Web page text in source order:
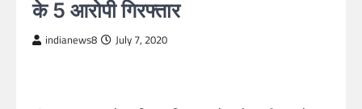
के 5 आरोपी गिरफ्तार
indianews8 July 7, 2020